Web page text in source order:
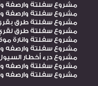
مشروع سفلتة وارصفة
مشروع سفلتة وارصفة
مشروع سفلتة طرق بقري
مشروع سفلتة طرق لقري
مشروع سفلتة وانارة
مشروع سفلتة وارصفه
مشروع درء أخطار
مشروع سفلتة وارصفه
مشروع سفلتة وارصفه